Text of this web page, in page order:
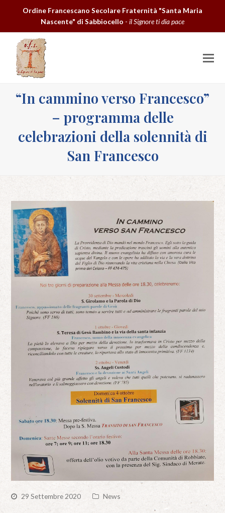
Ordine Francescano Secolare Fraternità "Santa Maria
Nascente" di Sabbiocello - il Signore ti dia pace
“In cammino verso Francesco”
– programma delle
celebrazioni della solennità di
San Francesco
29 Settembre 2020 News